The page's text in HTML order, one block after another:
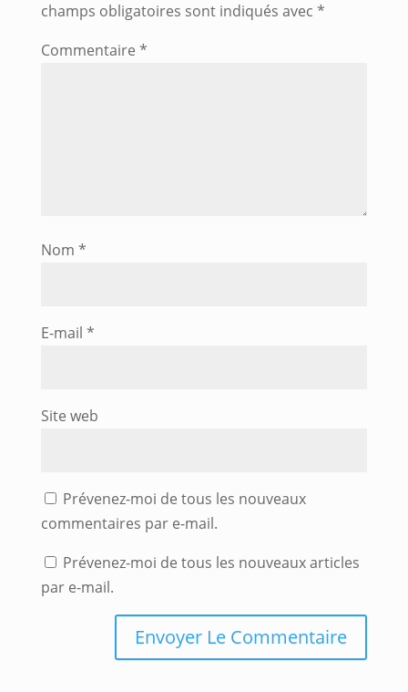
champs obligatoires sont indiqués avec *
Commentaire *
Nom *
E-mail *
Site web
Prévenez-moi de tous les nouveaux
commentaires par e-mail.
Prévenez-moi de tous les nouveaux articles
par e-mail.